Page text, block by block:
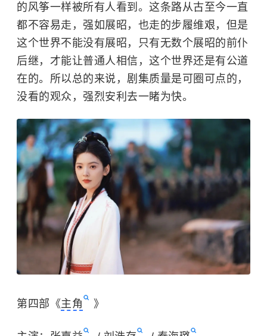
的风筝一样被所有人看到。这条路从古至今一直
都不容易走，强如展昭，也走的步履维艰，但是
这个世界不能没有展昭，只有无数个展昭的前仆
后继，才能让普通人相信，这个世界还是有公道
在的。所以总的来说，剧集质量是可圈可点的，
没看的观众，强烈安利去一睹为快。
第四部《主角 》